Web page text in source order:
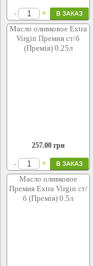
- +
Масло оливковое Extra
Virgin Премия ст/б
(Премія) 0.25л
257.00грн
- +
Масло оливковое
Премия Extra Virgin ст/
б (Премія) 0.5л